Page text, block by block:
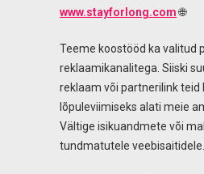
www.stayforlong.com🌐
Teeme koostööd ka valitud
reklaamikanalitega. Siiski
reklaam või partnerilink teid
lõpuleviimiseks alati meie
Vältige isikuandmete või
tundmatutele veebisaitidele.